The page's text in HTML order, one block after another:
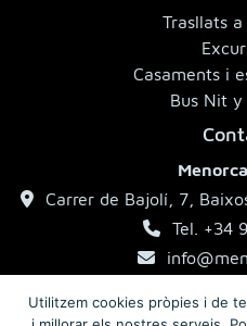
Trasllats a
Casaments i
Bus Nit y
Carrer de Bajolí, 7,
Tel. +34
Utilitzem cookies pròpies i de